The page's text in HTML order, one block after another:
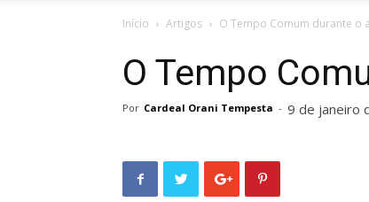
Início Artigos O Tempo Comum durante o
O Tempo
Por Cardeal Orani Tempesta - 9 de janeiro